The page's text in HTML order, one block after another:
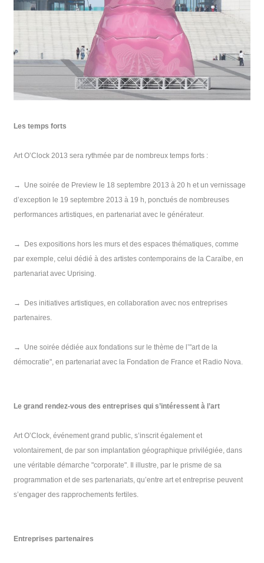
Les temps forts
Art O’Clock 2013 sera rythmée par de nombreux temps forts :
→ Une soirée de Preview le 18 septembre 2013 à 20 h et un vernissage
d’exception le 19 septembre 2013 à 19 h, ponctués de nombreuses
performances artistiques, en partenariat avec le générateur.
→ Des expositions hors les murs et des espaces thématiques, comme
par exemple, celui dédié à des artistes contemporains de la Caraïbe, en
partenariat avec Uprising.
→ Des initiatives artistiques, en collaboration avec nos entreprises
partenaires.
→ Une soirée dédiée aux fondations sur le thème de l’"art de la
démocratie", en partenariat avec la Fondation de France et Radio Nova.
Le grand rendez-vous des entreprises qui s’intéressent à l’art
Art O’Clock, événement grand public, s’inscrit également et
volontairement, de par son implantation géographique privilégiée, dans
une véritable démarche "corporate". Il illustre, par le prisme de sa
programmation et de ses partenariats, qu’entre art et entreprise peuvent
s’engager des rapprochements fertiles.
Entreprises partenaires